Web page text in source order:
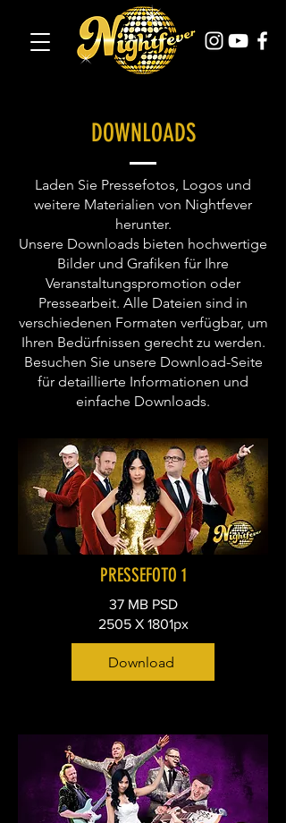
DOWNLOADS
Laden Sie Pressefotos, Logos und
weitere Materialien von Nightfever
herunter.
Unsere Downloads bieten hochwertige
Bilder und Grafiken für Ihre
Veranstaltungspromotion oder
Pressearbeit. Alle Dateien sind in
verschiedenen Formaten verfügbar, um
Ihren Bedürfnissen gerecht zu werden.
Besuchen Sie unsere Download-Seite
für detaillierte Informationen und
einfache Downloads.
PRESSEFOTO 1
37 MB PSD
2505 X 1801px
Download